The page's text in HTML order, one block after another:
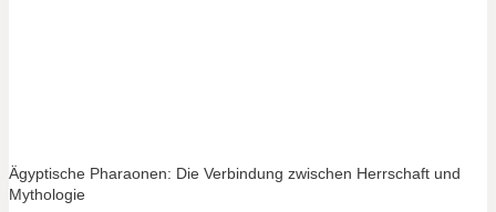
Ägyptische Pharaonen: Die Verbindung zwischen Herrschaft und
Mythologie